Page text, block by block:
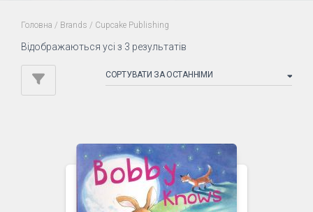
Головна / Brands / Cupcake Publishing
Відображаються усі з 3 результатів
latest